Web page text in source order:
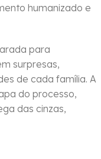
humanizado e
para
surpresas,
de cada família. A
do processo,
das cinzas,